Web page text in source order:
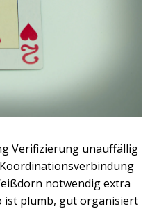
Verifizierung unauffällig
notwendig extra
ist plumb, gut organisiert